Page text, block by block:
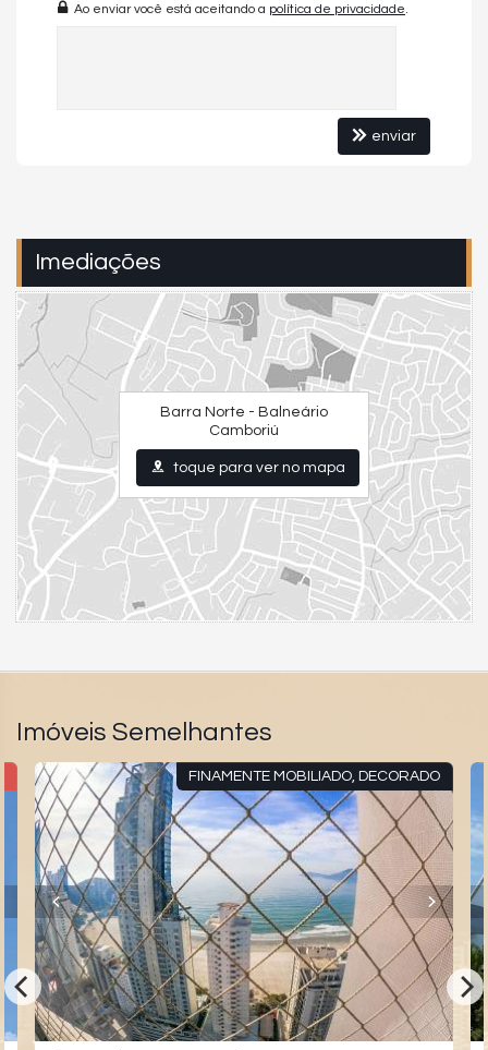
Ao enviar você está aceitando a política de privacidade
enviar
Imediações
Barra Norte - Balneário
Camboriú
toque para ver no mapa
Imóveis Semelhantes
FINAMENTE MOBILIADO, DECORADO